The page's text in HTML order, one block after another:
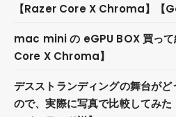
【Razer Core X Chroma】【
mac mini の eGPU BOX 買っ
Core X Chroma】
デスストランディングの舞台が
ので、実際に写真で比較してみた